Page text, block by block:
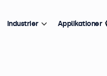
Industrier Applikationer